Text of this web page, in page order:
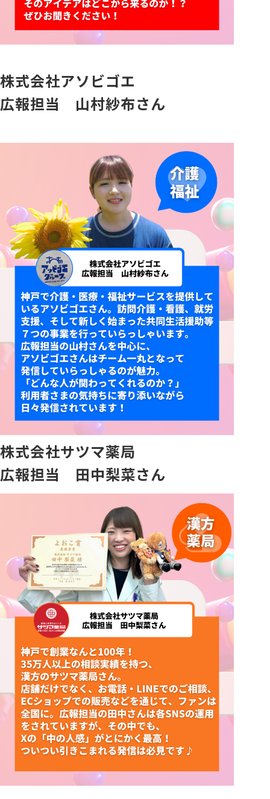
株式会社アソビゴエ
広報担当 山村紗布さん
株式会社サツマ薬局
広報担当 田中梨菜さん